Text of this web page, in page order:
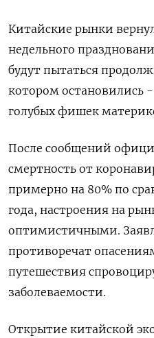
Китайские рынки
недельного
будут пытаться
котором остановились
голубых фишек
После сообщений
смертность от
примерно на 80% по
года, настроения на
оптимистичными.
противоречат
путешествия
заболеваемости.
Открытие китайской